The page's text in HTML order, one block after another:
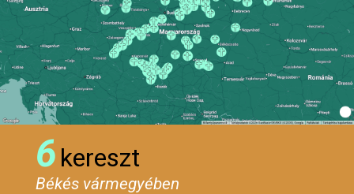
6 kereszt
Békés vármegyében